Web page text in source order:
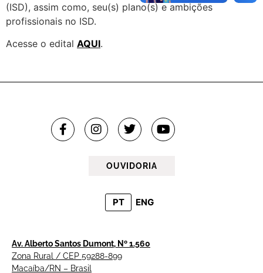
(ISD), assim como, seu(s) plano(s) e ambições
profissionais no ISD.
Acesse o edital AQUI.
OUVIDORIA
PT ENG
Av. Alberto Santos Dumont, Nº 1.560
Zona Rural / CEP 59288-899
Macaíba/RN – Brasil